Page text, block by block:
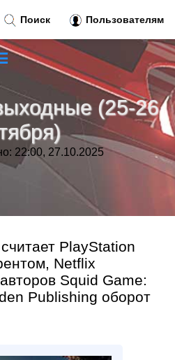
(25-26
22:00, 27.10.2025
PlayStation
Netflix
Squid Game:
Publishing оборот
Поиск Пользователям